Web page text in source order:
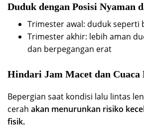
Duduk dengan Posisi Nyaman
Trimester awal: duduk seperti
Trimester akhir: lebih aman
dan berpegangan erat
Hindari Jam Macet dan Cuaca
Bepergian saat kondisi lalu lintas
cerah akan menurunkan risiko
fisik.